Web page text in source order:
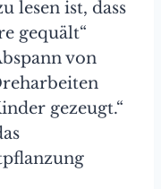
lesen ist, dass
gequält“
von
gezeugt.“